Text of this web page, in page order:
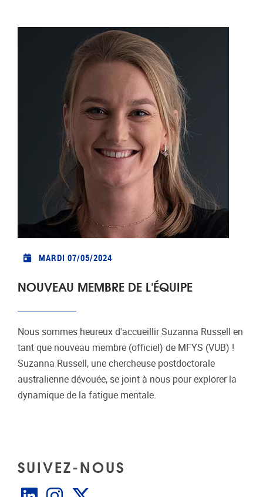
MARDI 07/05/2024
NOUVEAU MEMBRE DE L'ÉQUIPE
Nous sommes heureux d'accueillir Suzanna Russell en
tant que nouveau membre (officiel) de MFYS (VUB) !
Suzanna Russell, une chercheuse postdoctorale
australienne dévouée, se joint à nous pour explorer la
dynamique de la fatigue mentale.
SUIVEZ-NOUS
LinkedInInstagram